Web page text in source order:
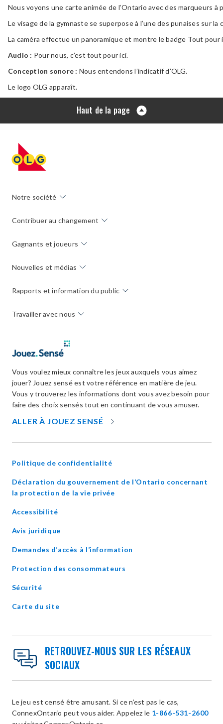
Nous voyons une carte animée de l’Ontario avec des marqueurs à
Le visage de la gymnaste se superpose à l’une des punaises sur la
La caméra effectue un panoramique et montre le badge Tout pour
Audio : Pour nous, c’est tout pour ici.
Conception sonore : Nous entendons l’indicatif d’OLG.
Le logo OLG apparaît.
Haut de la page
Notre société
Contribuer au changement
Gagnants et joueurs
Nouvelles et médias
Rapports et information du public
Travailler avec nous
Vous voulez mieux connaître les jeux auxquels vous aimez
jouer? Jouez sensé est votre référence en matière de jeu.
Vous y trouverez les informations dont vous avez besoin pour
faire des choix sensés tout en continuant de vous amuser.
ALLER À JOUEZ SENSÉ
NEW
Politique de confidentialité
Déclaration du gouvernement de l’Ontario concernant
la protection de la vie privéeopens
Accessibilité
Avis juridique
Demandes d’accès à l’information
Protection des consommateurs
Sécurité
Carte du site
RETROUVEZ-NOUS SUR LES RÉSEAUX
SOCIAUX
Le jeu est censé être amusant. Si ce n’est pas le cas,
ConnexOntario peut vous aider. Appelez le 1-866-531-2600